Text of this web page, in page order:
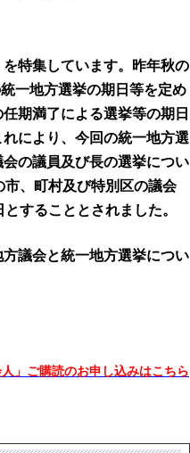
特集しています。昨年秋の
一地方選挙の期日等を定め
期満了による選挙等の期日
により、今回の統一地方選
の議員及び長の選挙につい
、町村及び特別区の議会
することとされました。
議会と統一地方選挙につい
」ご購読のお申し込みはこちら